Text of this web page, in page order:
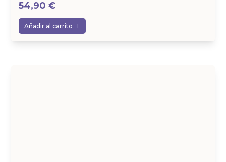
54,90€
Añadir al carrito